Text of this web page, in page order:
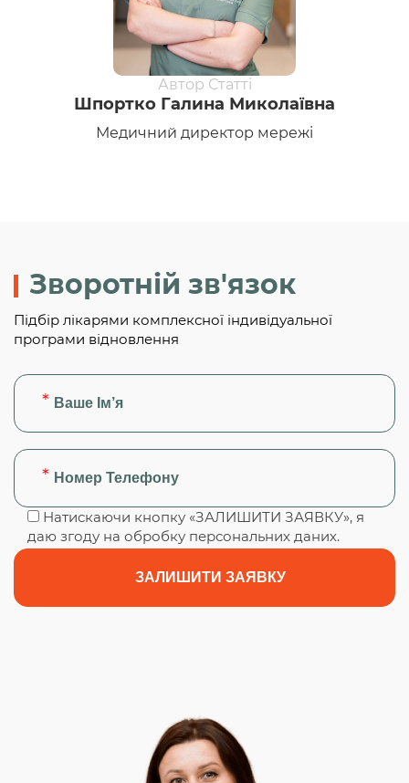
Шпортко Галина Миколаївна
Медичний директор мережі
Зворотній зв'язок
Підбір лікарями комплексної індивідуальної
програми відновлення
Натискаючи кнопку «ЗАЛИШИТИ ЗАЯВКУ», я
даю згоду на обробку персональних даних.